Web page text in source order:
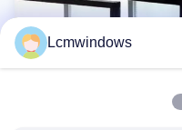
Lcmwindows